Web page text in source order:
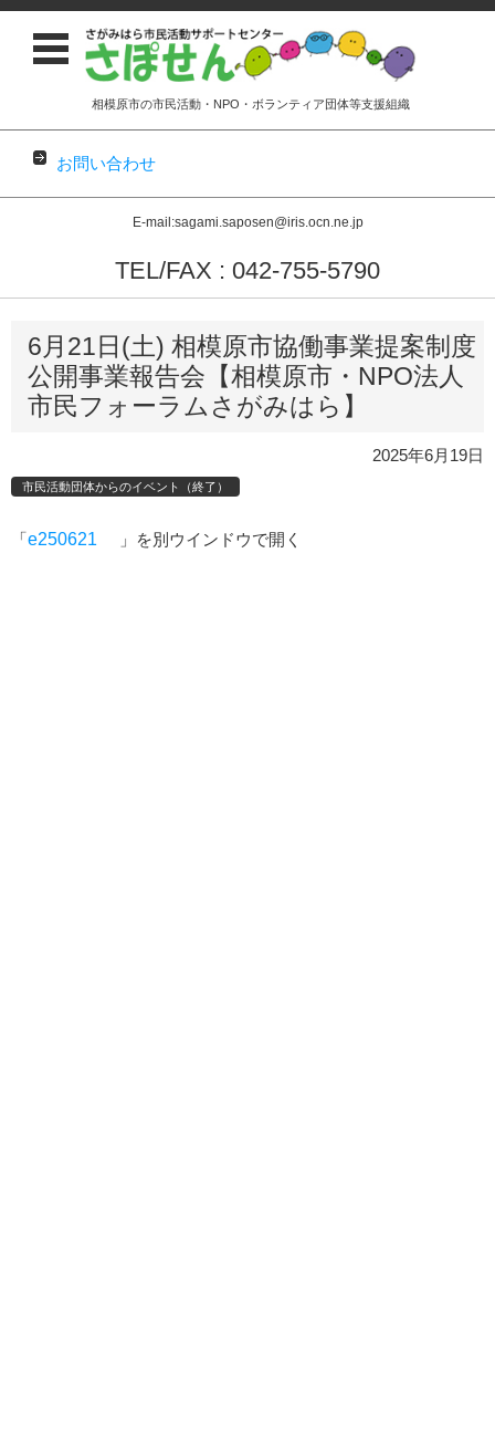
相模原市の市民活動・NPO・ボランティア団体等支援組織
お問い合わせ
E-mail:sagami.saposen@iris.ocn.ne.jp
TEL/FAX : 042-755-5790
コンテンツに移動
6月21日(土) 相模原市協働事業提案制度
公開事業報告会【相模原市・NPO法人
市民フォーラムさがみはら】
2025年6月19日
市民活動団体からのイベント（終了）
「e250621 」を別ウインドウで開く